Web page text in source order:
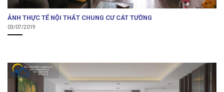
ẢNH THỰC TẾ NỘI THẤT CHUNG CƯ CÁT TƯỜNG
03/07/2019